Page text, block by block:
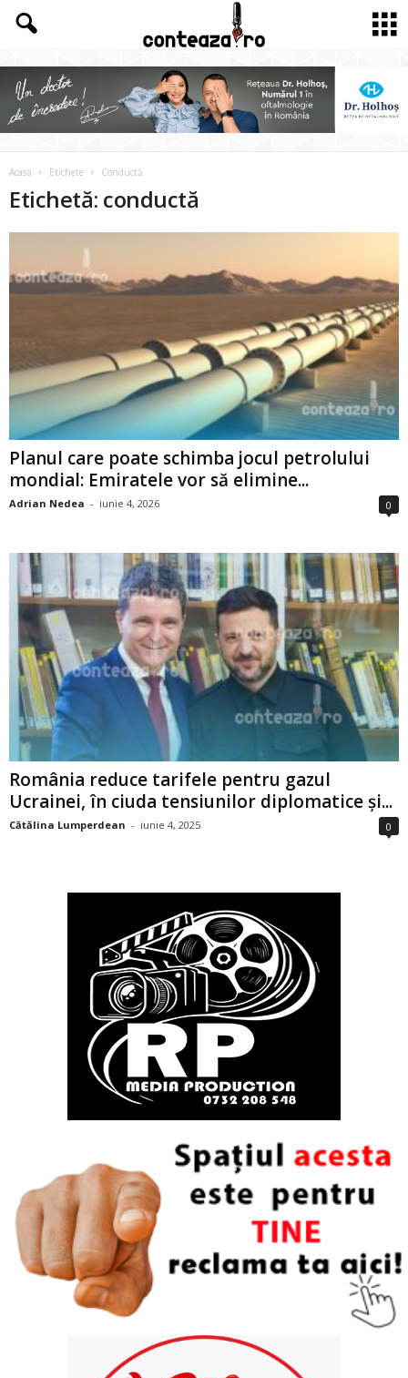
Acasă Etichete Conductă
Etichetă: conductă
Planul care poate schimba jocul petrolului
mondial: Emiratele vor să elimine...
Adrian Nedea - iunie 4, 2026 0
România reduce tarifele pentru gazul
Ucrainei, în ciuda tensiunilor diplomatice și...
Cătălina Lumperdean - iunie 4, 2025 0